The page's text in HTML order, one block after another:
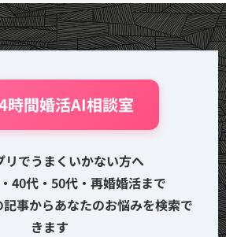
時間婚活AI相談室
リでうまくいかない方へ
40代・50代・再婚婚活まで
事からあなたのお悩みを検索で
きます